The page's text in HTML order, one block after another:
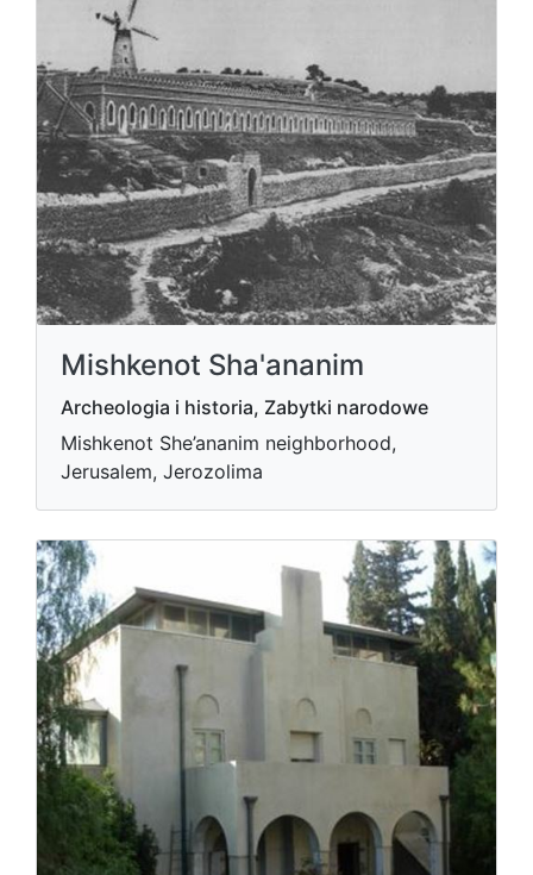
Mishkenot Sha'ananim
Archeologia i historia, Zabytki narodowe
Mishkenot She’ananim neighborhood,
Jerusalem, Jerozolima